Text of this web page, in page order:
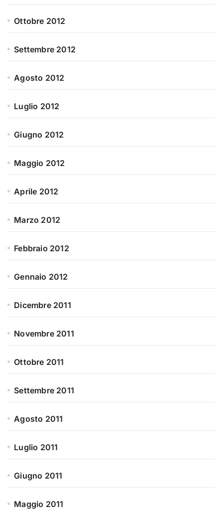
Ottobre 2012
Settembre 2012
Agosto 2012
Luglio 2012
Giugno 2012
Maggio 2012
Aprile 2012
Marzo 2012
Febbraio 2012
Gennaio 2012
Dicembre 2011
Novembre 2011
Ottobre 2011
Settembre 2011
Agosto 2011
Luglio 2011
Giugno 2011
Maggio 2011